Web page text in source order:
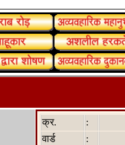
क्र.
:
वार्ड
: